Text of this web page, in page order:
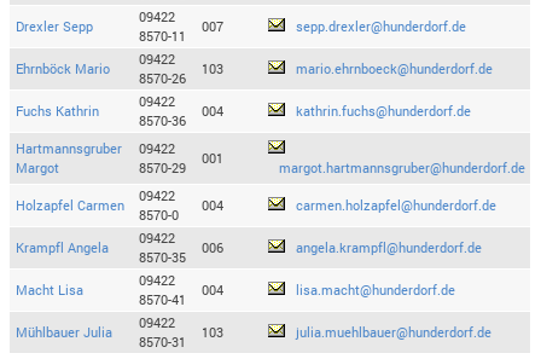
Drexler Sepp
09422
8570-11
007 sepp.drexler@hunderdorf.de
Ehrnböck Mario
09422
8570-26
103 mario.ehrnboeck@hunderdorf.de
Fuchs Kathrin
09422
8570-36
004 kathrin.fuchs@hunderdorf.de
Hartmannsgruber
Margot
09422
8570-29
001
margot.hartmannsgruber@hunderdorf.de
Holzapfel Carmen
09422
8570-0
004 carmen.holzapfel@hunderdorf.de
Krampfl Angela
09422
8570-35
006 angela.krampfl@hunderdorf.de
Macht Lisa
09422
8570-41
004 lisa.macht@hunderdorf.de
Mühlbauer Julia
09422
8570-31
103 julia.muehlbauer@hunderdorf.de